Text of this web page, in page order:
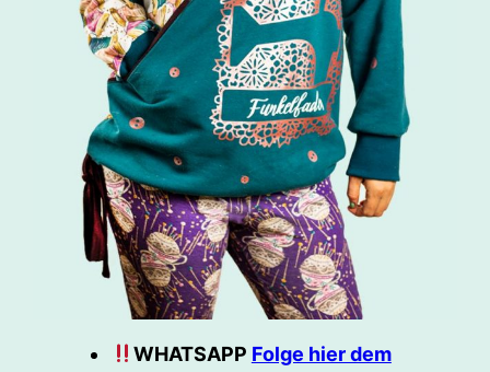
WHATSAPP Folge hier dem